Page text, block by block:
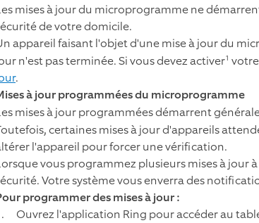
mises à jour du microprogramme ne
de votre domicile.
appareil faisant l'objet d'une mise à jour du
n'est pas terminée. Si vous devez activer1
.
à jour programmées du microprogramme
mises à jour programmées démarrent
certaines mises à jour d'appareils
l'appareil pour forcer une vérification.
vous programmez plusieurs mises à jour
Votre système vous enverra des
programmer des mises à jour :
Ouvrez l'application Ring pour accéder au